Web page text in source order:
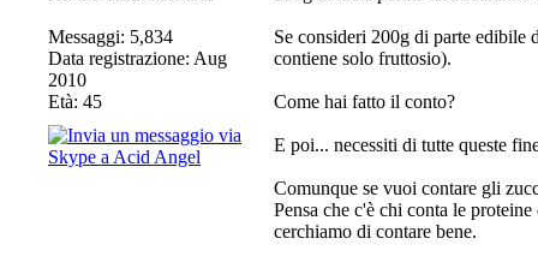
Messaggi: 5,834
Data registrazione: Aug
2010
Età: 45
Se consideri 200g di parte edibile
contiene solo fruttosio).
Come hai fatto il conto?
E poi... necessiti di tutte queste
Comunque se vuoi contare gli
Pensa che c'è chi conta le
cerchiamo di contare bene.